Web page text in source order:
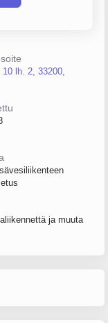
10 lh. 2, 33200,
ja muuta